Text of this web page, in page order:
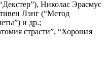
Николас Эрасмус
Лэнг (“Метод
и др.;
страсти”, “Хорошая